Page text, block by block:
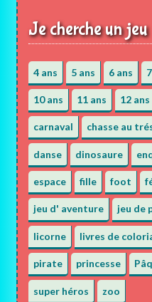
Je cherche un jeu
4 ans 5 ans 6 ans
10 ans 11 ans 12 ans
carnaval chasse au
danse dinosaure
espace fille foot
jeu d' aventure jeu de
licorne livres de
pirate princesse
super héros zoo